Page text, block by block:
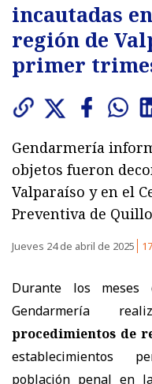
incautadas
región de
primer
Gendarmería
objetos fueron
Valparaíso y en el
Preventiva de
Jueves 24 de abril de 2025
Durante los
Gendarmería
procedimientos de
establecimientos
población penal en